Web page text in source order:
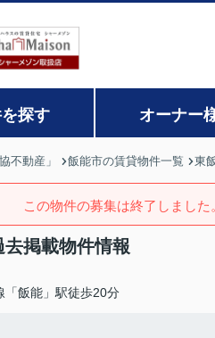
探す オーナー
不動産」 飯能市の賃貸物件一覧 東
この物件の募集は終了しました。
掲載物件情報
「飯能」駅徒歩20分